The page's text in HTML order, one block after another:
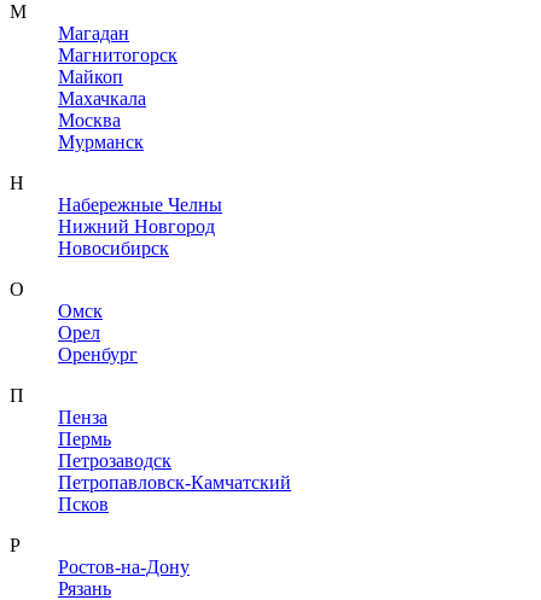
М
Магадан
Магнитогорск
Майкоп
Махачкала
Москва
Мурманск
Н
Набережные Челны
Нижний Новгород
Новосибирск
О
Омск
Орел
Оренбург
П
Пенза
Пермь
Петрозаводск
Петропавловск-Камчатский
Псков
Р
Ростов-на-Дону
Рязань